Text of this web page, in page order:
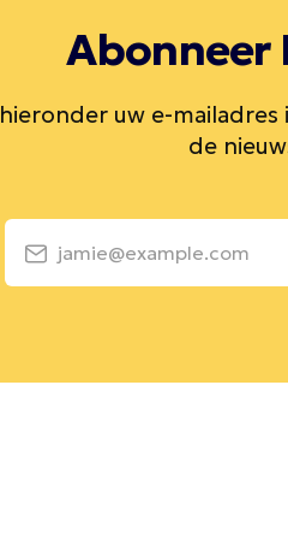
Abonneer
uw e-
de
jamie@example.com